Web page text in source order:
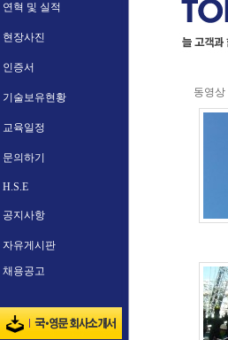
연혁 및 실적
현장사진
인증서
기술보유현황
교육일정
문의하기
H.S.E
공지사항
자유게시판
채용공고
동영상